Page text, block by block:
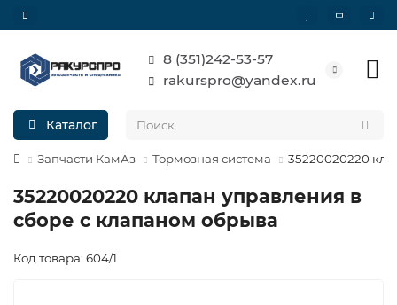
8 (351)242-53-57
rakurspro@yandex.ru
Каталог
Запчасти КамАз Тормозная система 35220020220
35220020220 клапан управления в
сборе с клапаном обрыва
Код товара: 604/1